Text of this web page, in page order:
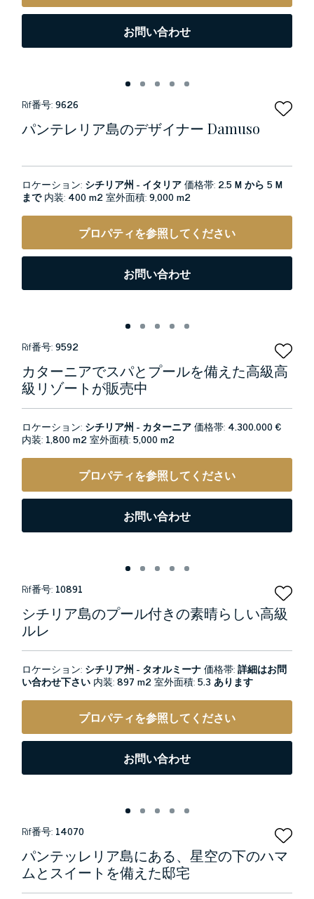
お問い合わせ
Rif番号:9626
パンテレリア島のデザイナー Damuso
ロケーション: シチリア州 - イタリア価格帯: 2.5 M から 5 M
まで内装: 400 m2室外面積:9,000 m2
プロパティを参照してください
お問い合わせ
Rif番号:9592
カターニアでスパとプールを備えた高級高
級リゾートが販売中
ロケーション: シチリア州 - カターニア価格帯: 4.300.000 €
内装: 1,800 m2室外面積:5,000 m2
プロパティを参照してください
お問い合わせ
Rif番号: 10891
シチリア島のプール付きの素晴らしい高級
ルレ
ロケーション: シチリア州 - タオルミーナ価格帯:詳細はお問
い合わせ下さい 内装:897 m2室外面積:5.3 あります
プロパティを参照してください
お問い合わせ
Rif番号: 14070
パンテッレリア島にある、星空の下のハマ
ムとスイートを備えた邸宅